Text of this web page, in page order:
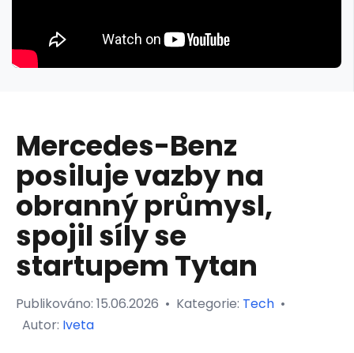
Mercedes-Benz
posiluje vazby na
obranný průmysl,
spojil síly se
startupem Tytan
Publikováno: 15.06.2026 • Kategorie: Tech •
Autor: Iveta